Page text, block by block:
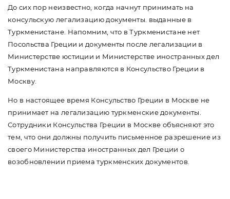
До сих пор неизвестно, когда начнут принимать на
консульскую легализацию документы. выданные в
Туркменистане. Напомним, что в Туркменистане нет
Посольства Греции и документы после легализации в
Министерстве юстиции и Министерстве иностранных дел
Туркменистана направляются в Консульство Греции в
Москву.
Но в настоящее время Консульство Греции в Москве не
принимает на легализацию туркменские документы.
Сотрудники Консульства Греции в Москве объясняют это
тем, что они должны получить письменное разрешение из
своего Министерства иностранных дел Греции о
возобновлении приема туркменских документов.